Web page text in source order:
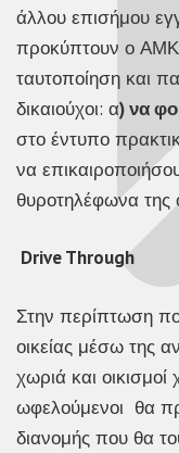
άλλου επισήμου
προκύπτουν ο
ταυτοποίηση και
δικαιούχοι: α) να
στο έντυπο
να
θυροτηλέφωνα της
Drive Through
Στην περίπτωση
οικείας μέσω της
χωριά και
ωφελούμενοι θα
διανομής που θα